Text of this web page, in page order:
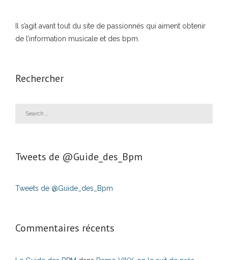
Il s’agit avant tout du site de passionnés qui aiment obtenir
de l’information musicale et des bpm.
Rechercher
Tweets de ‎@Guide_des_Bpm
Tweets de @Guide_des_Bpm
Commentaires récents